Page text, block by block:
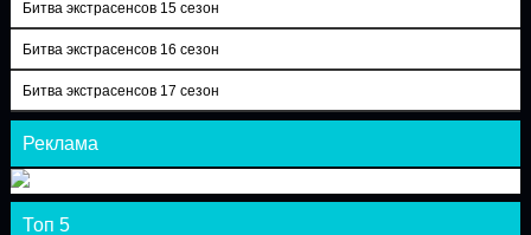
Битва экстрасенсов 15 сезон
Битва экстрасенсов 16 сезон
Битва экстрасенсов 17 сезон
Реклама
Топ 5